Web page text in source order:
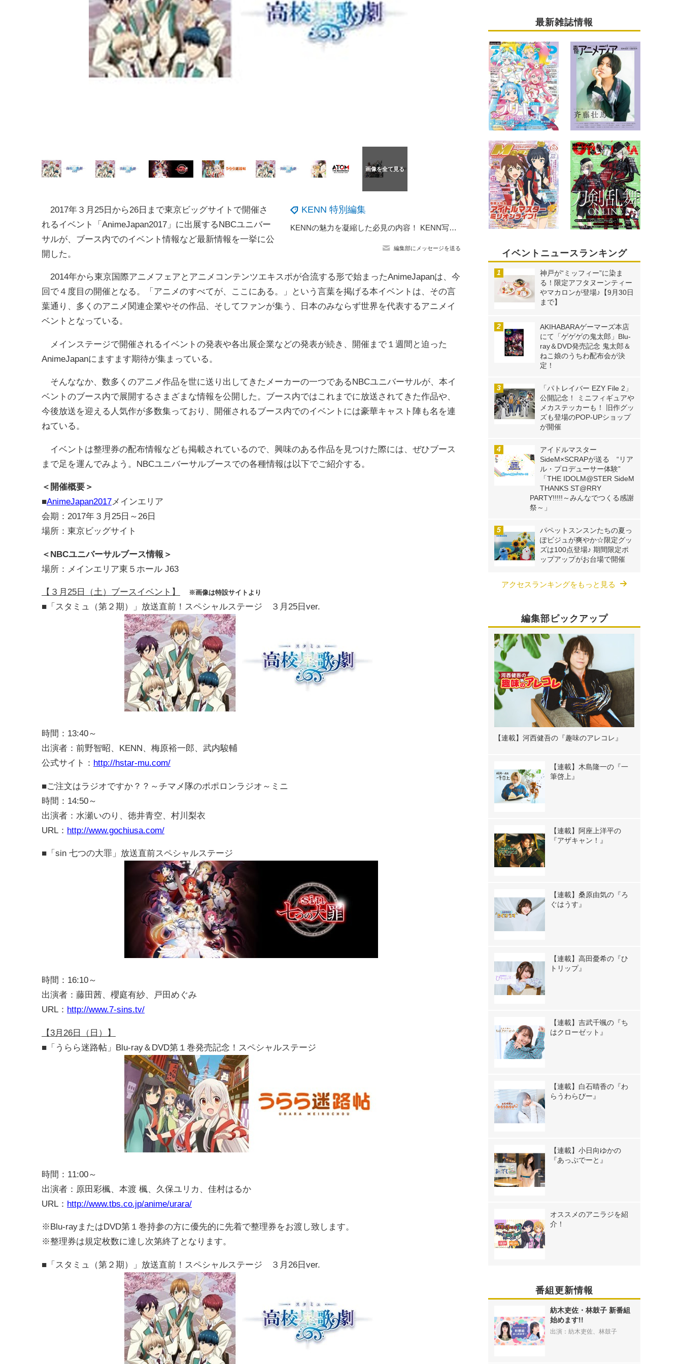
KENN 特別編集
KENNの魅力を凝縮した必見の内容！ KENN写真集「Russian Blue」8月30日、全国書店およびインターネット書店で発売
編集部にメッセージを送る
2017年３月25日から26日まで東京ビッグサイトで開催さ
れるイベント「AnimeJapan2017」に出展するNBCユニバー
サルが、ブース内でのイベント情報など最新情報を一挙に公
開した。
2014年から東京国際アニメフェアとアニメコンテンツエキスポが合流する形で始まったAnimeJapanは、今
回で４度目の開催となる。「アニメのすべてが、ここにある。」という言葉を掲げる本イベントは、その言
葉通り、多くのアニメ関連企業やその作品、そしてファンが集う、日本のみならず世界を代表するアニメイ
ベントとなっている。
メインステージで開催されるイベントの発表や各出展企業などの発表が続き、開催まで１週間と迫った
AnimeJapanにますます期待が集まっている。
そんななか、数多くのアニメ作品を世に送り出してきたメーカーの一つであるNBCユニバーサルが、本イ
ベントのブース内で展開するさまざまな情報を公開した。ブース内ではこれまでに放送されてきた作品や、
今後放送を迎える人気作が多数集っており、開催されるブース内でのイベントには豪華キャスト陣も名を連
ねている。
イベントは整理券の配布情報なども掲載されているので、興味のある作品を見つけた際には、ぜひブース
まで足を運んでみよう。NBCユニバーサルブースでの各種情報は以下でご紹介する。
＜開催概要＞
■AnimeJapan2017 メインエリア
会期：2017年３月25日～26日
場所：東京ビッグサイト
＜NBCユニバーサルブース情報＞
場所：メインエリア東５ホール J63
【３月25日（土）ブースイベント】 ※画像は特設サイトより
■「スタミュ（第２期）」放送直前！スペシャルステージ ３月25日ver.
時間：13:40～
出演者：前野智昭、KENN、梅原裕一郎、武内駿輔
公式サイト： http://hstar-mu.com/
■ご注文はラジオですか？？～チマメ隊のポポロンラジオ～ミニ
時間：14:50～
出演者：水瀬いのり、徳井青空、村川梨衣
URL： http://www.gochiusa.com/
■「sin 七つの大罪」放送直前スペシャルステージ
時間：16:10～
出演者：藤田茜、櫻庭有紗、戸田めぐみ
URL： http://www.7-sins.tv/
【3月26日（日）】
■「うらら迷路帖」Blu-ray＆DVD第１巻発売記念！スペシャルステージ
時間：11:00～
出演者：原田彩楓、本渡 楓、久保ユリカ、佳村はるか
URL： http://www.tbs.co.jp/anime/urara/
※Blu-rayまたはDVD第１巻持参の方に優先的に先着で整理券をお渡し致します。
※整理券は規定枚数に達し次第終了となります。
■「スタミュ（第２期）」放送直前！スペシャルステージ ３月26日ver.
最新雑誌情報
イベントニュースランキング
神戸が“ミッフィー”に染ま
る！限定アフタヌーンティー
やマカロンが登場♪【9月30日
まで】
AKIHABARAゲーマーズ本店
にて「ゲゲゲの鬼太郎」Blu-
ray＆DVD発売記念 鬼太郎＆
ねこ娘のうちわ配布会が決
定！
「パトレイバー EZY File 2」
公開記念！ ミニフィギュアや
メカステッカーも！ 旧作グッ
ズも登場のPOP-UPショップ
が開催
アイドルマスター
SideM×SCRAPが送る “リア
ル・プロデューサー体験”
「THE IDOLM@STER SideM
THANKS ST@RRY
PARTY!!!!!～みんなでつくる感謝
祭～」
パペットスンスンたちの夏っ
ぽビジュが爽やか☆限定グッ
ズは100点登場♪ 期間限定ポ
ップアップがお台場で開催
アクセスランキングをもっと見る
編集部ピックアップ
【連載】河西健吾の『趣味のアレコレ』
【連載】木島隆一の『一
筆啓上』
【連載】阿座上洋平の
『アザキャン！』
【連載】桑原由気の『ろ
ぐはうす』
【連載】高田憂希の『ひ
トリップ』
【連載】吉武千颯の『ち
はクローゼット』
【連載】白石晴香の『わ
らうわらびー』
【連載】小日向ゆかの
『あっぷでーと』
オススメのアニラジを紹
介！
番組更新情報
紡木吏佐・林鼓子 新番組
始めます!!
出演：紡木吏佐、林鼓子